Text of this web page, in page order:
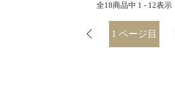
全18商品中 1 - 12表示
1 ページ目